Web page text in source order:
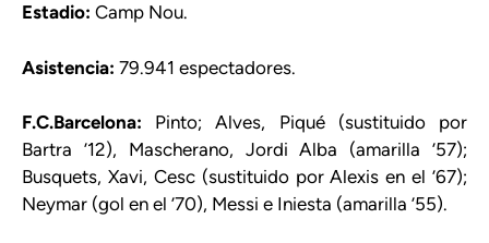
Estadio: Camp Nou.
Asistencia: 79.941 espectadores.
F.C.Barcelona: Pinto; Alves, Piqué (sustituido por
Bartra ’12), Mascherano, Jordi Alba (amarilla ’57);
Busquets, Xavi, Cesc (sustituido por Alexis en el ’67);
Neymar (gol en el ’70), Messi e Iniesta (amarilla ’55).